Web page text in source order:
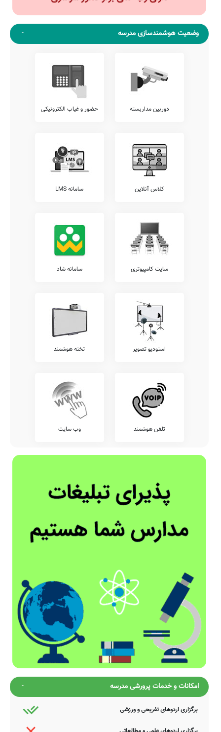
وضعیت هوشمندسازی مدرسه
دوربین مداربسته حضور و غیاب الکترونیکی
کلاس آنلاین سامانه LMS
سایت کامپیوتری سامانه شاد
استودیو تصویر تخته هوشمند
تلفن هوشمند وب سایت
امکانات و خدمات پرورشی مدرسه
برگزاری اردوهای تفریحی و ورزشی